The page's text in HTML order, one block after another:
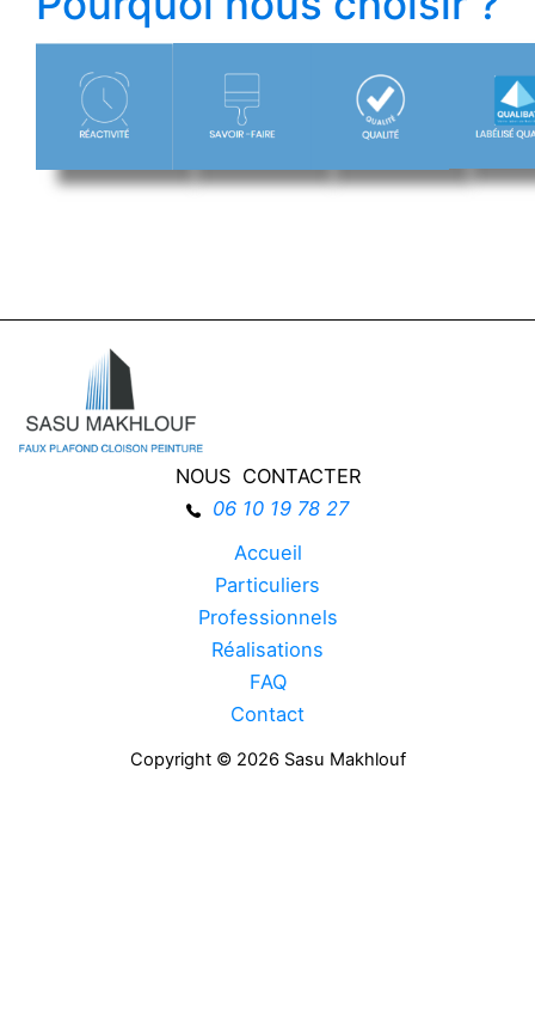
NOUS CONTACTER
06 10 19 78 27
Accueil
Particuliers
Professionnels
Réalisations
FAQ
Contact
Copyright © 2026 Sasu Makhlouf